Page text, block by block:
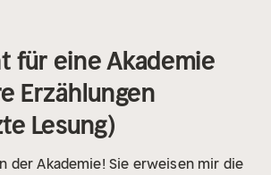
für eine Akademie
Erzählungen
Lesung)
der Akademie! Sie erweisen mir die